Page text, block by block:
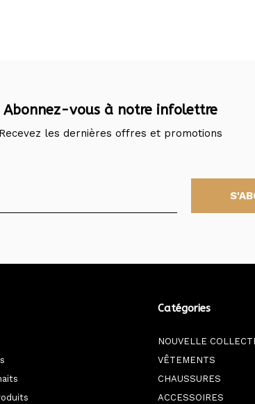
Abonnez-vous à notre infolettre
Recevez les dernières offres et promotions
Catégories
NOUVELLE
VÊTEMENTS
CHAUSSURES
ACCESSOIRES